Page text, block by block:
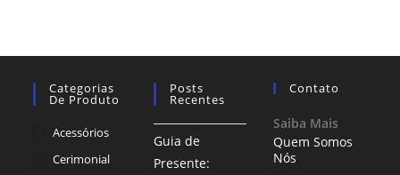
Categorias
De Produto
Acessórios
Cerimonial
Posts
Recentes
Guia de
Presente:
Contato
Saiba Mais
Quem Somos
Nós